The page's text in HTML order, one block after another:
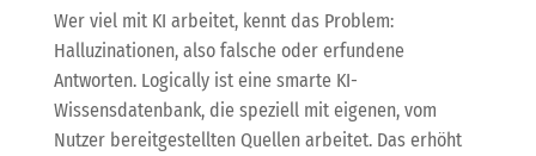
Wer viel mit KI arbeitet, kennt das Problem:
Halluzinationen, also falsche oder erfundene
Antworten. Logically ist eine smarte KI-
Wissensdatenbank, die speziell mit eigenen, vom
Nutzer bereitgestellten Quellen arbeitet. Das erhöht